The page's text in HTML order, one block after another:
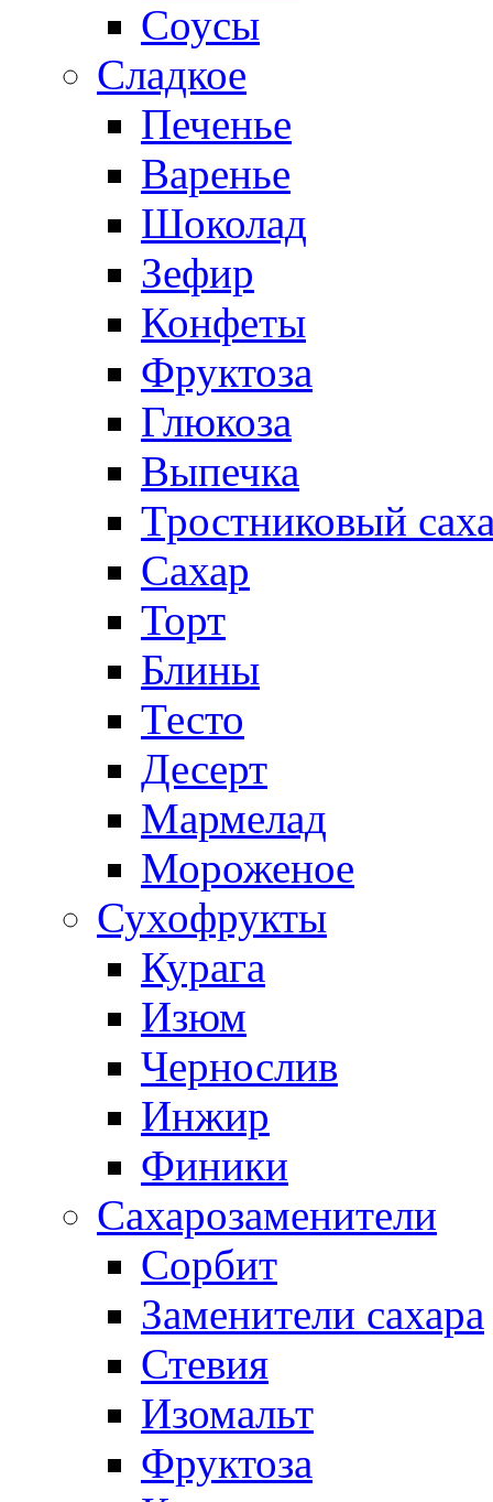
Соусы
Сладкое
Печенье
Варенье
Шоколад
Зефир
Конфеты
Фруктоза
Глюкоза
Выпечка
Тростниковый
Сахар
Торт
Блины
Тесто
Десерт
Мармелад
Мороженое
Сухофрукты
Курага
Изюм
Чернослив
Инжир
Финики
Сахарозаменители
Сорбит
Заменители сахара
Стевия
Изомальт
Фруктоза